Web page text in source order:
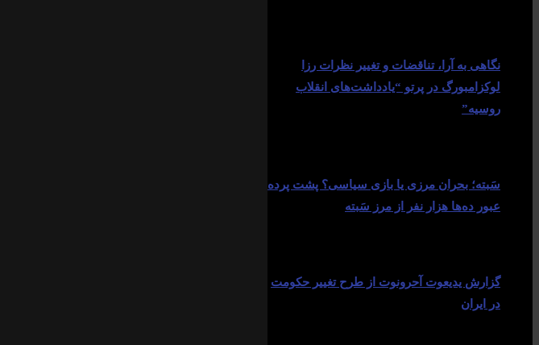
نگاهی به آرا، تناقضات و تغییر نظرات رزا
لوکزامبورگ در پرتو “یادداشت‌های انقلاب
روسیه”
سَبته؛ بحران مرزی یا بازی سیاسی؟ پشت پرده
عبور ده‌ها هزار نفر از مرز سَبته
گزارش یدیعوت آحرونوت از طرح تغییر حکومت
در ایران